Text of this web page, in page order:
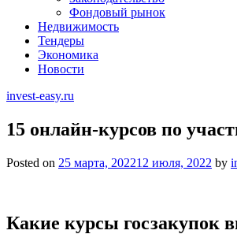
Фондовый рынок
Недвижимость
Тендеры
Экономика
Новости
invest-easy.ru
15 онлайн-курсов по
Posted on 25 марта, 202212 июля, 2022 by
Какие курсы госзакупок